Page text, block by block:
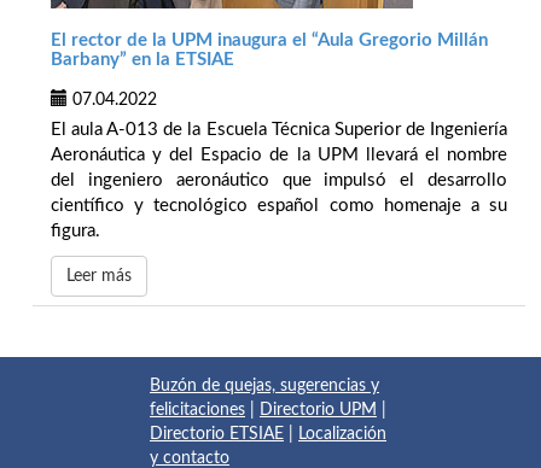
El rector de la UPM inaugura el “Aula Gregorio Millán
Barbany” en la ETSIAE
07.04.2022
El aula A-013 de la Escuela Técnica Superior de Ingeniería
Aeronáutica y del Espacio de la UPM llevará el nombre
del ingeniero aeronáutico que impulsó el desarrollo
científico y tecnológico español como homenaje a su
figura.
Leer más
Buzón de quejas, sugerencias y
felicitaciones
Directorio UPM
Directorio ETSIAE
Localización
y contacto